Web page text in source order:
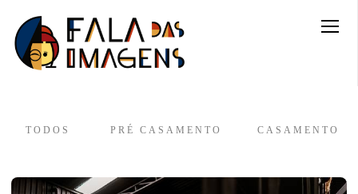
TODOS PRÉ CASAMENTO CASAMENTO